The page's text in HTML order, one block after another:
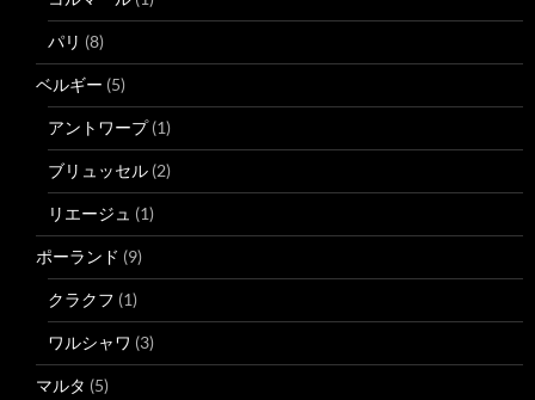
パリ (8)
ベルギー (5)
アントワープ(1)
ブリュッセル (2)
リエージュ (1)
ポーランド (9)
クラクフ (1)
ワルシャワ (3)
マルタ (5)